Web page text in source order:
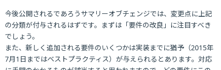
今後公開されるであろうサマリーオブチェンジでは、変更点に上記
の分類が付与されるはずです。まずは「要件の改良」に注目すべき
でしょう。
また、新しく追加される要件のいくつかは実装までに猶予（2015年
7月1日まではベストプラクティス）が与えられるとあります。対応